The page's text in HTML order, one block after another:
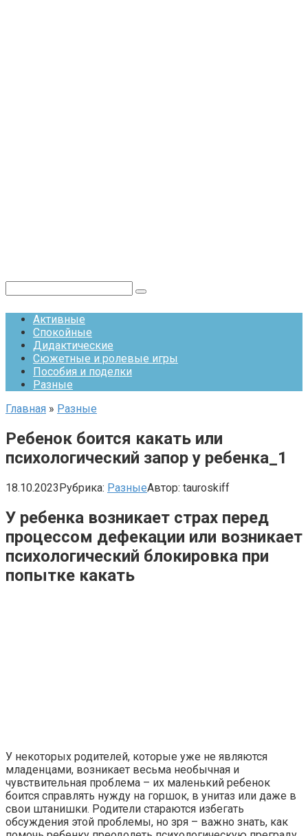
Активные
Спокойные
Дидактические
Сюжетные и ролевые игры
Пособия и поделки
Разные
Главная » Разные
Ребенок боится какать или
психологический запор у ребенка_1
18.10.2023Рубрика: РазныеАвтор: tauroskiff
У ребенка возникает страх перед
процессом дефекации или возникает
психологический блокировка при
попытке какать
У некоторых родителей, которые уже не являются
младенцами, возникает весьма необычная и
чувствительная проблема – их маленький ребенок
боится справлять нужду на горшок, в унитаз или даже в
свои штанишки. Родители стараются избегать
обсуждения этой проблемы, но зря – важно знать, как